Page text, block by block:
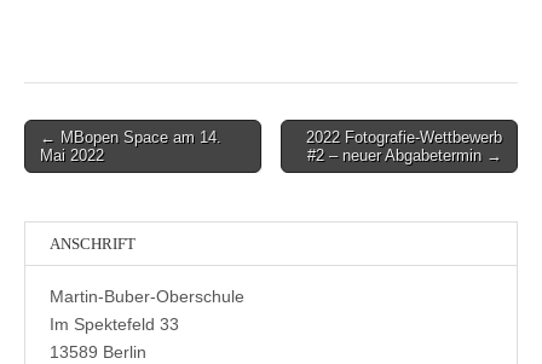
Post
navigation
← MBopen Space am 14.
Mai 2022
2022 Fotografie-Wettbewerb
#2 – neuer Abgabetermin →
ANSCHRIFT
Martin-Buber-Oberschule
Im Spektefeld 33
13589 Berlin